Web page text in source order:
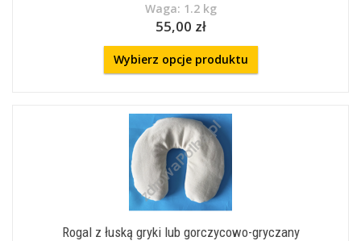
Waga: 1.2 kg
55,00 zł
Wybierz opcje produktu
Rogal z łuską gryki lub gorczycowo-gryczany